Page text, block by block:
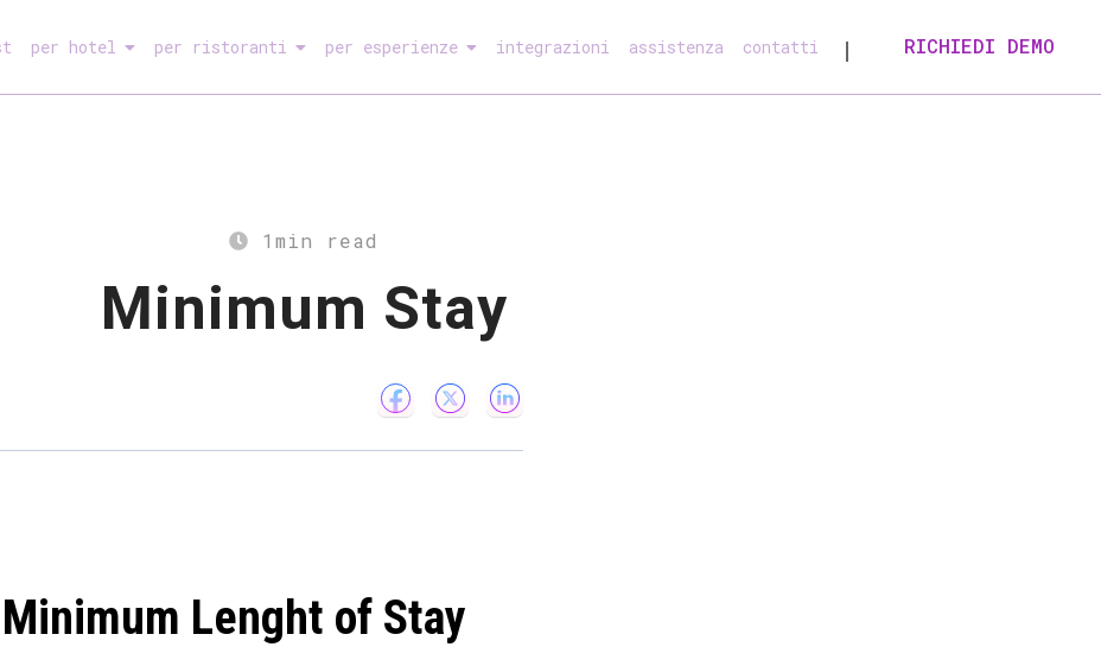
RICHIEDI DEMO
per hotel per ristoranti per esperienze integrazioni assistenza contatti
1 min read
Minimum Stay
Lenght of Stay